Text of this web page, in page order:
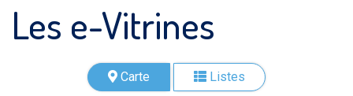
Les e-Vitrines
Carte Listes